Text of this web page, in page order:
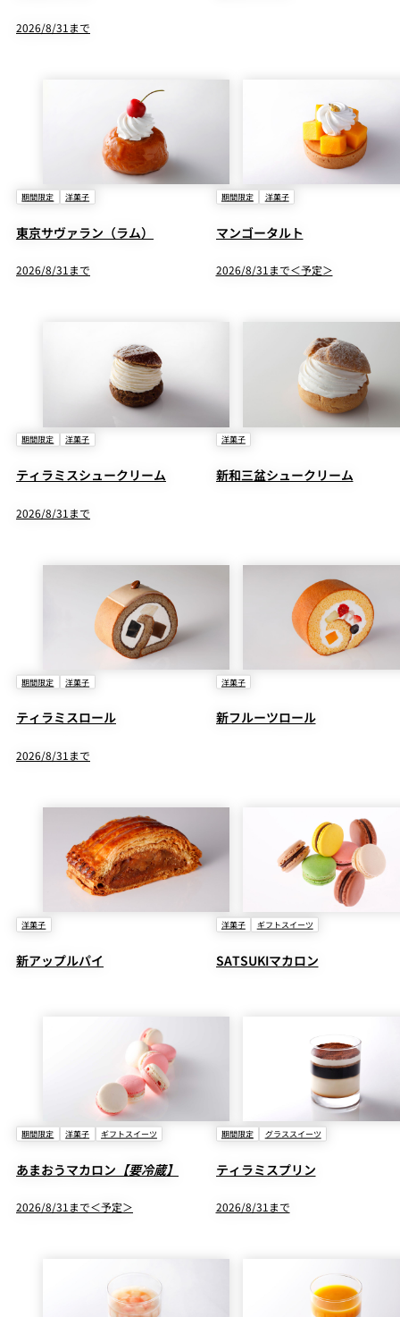
2026/8/31まで
期間限定 洋菓子
東京サヴァラン（ラム）
2026/8/31まで
期間限定 洋菓子
マンゴータルト
2026/8/31まで＜予定＞
期間限定 洋菓子
ティラミスシュークリーム
2026/8/31まで
洋菓子
新和三盆シュークリーム
期間限定 洋菓子
ティラミスロール
2026/8/31まで
洋菓子
新フルーツロール
洋菓子
新アップルパイ
洋菓子 ギフトスイーツ
SATSUKIマカロン
期間限定 洋菓子 ギフトスイーツ
あまおうマカロン 【要冷蔵】
2026/8/31まで＜予定＞
期間限定 グラススイーツ
ティラミスプリン
2026/8/31まで